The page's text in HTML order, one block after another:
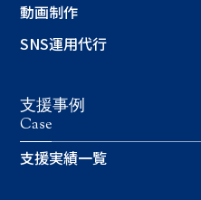
動画制作
SNS運用代行
支援事例
Case
支援実績一覧